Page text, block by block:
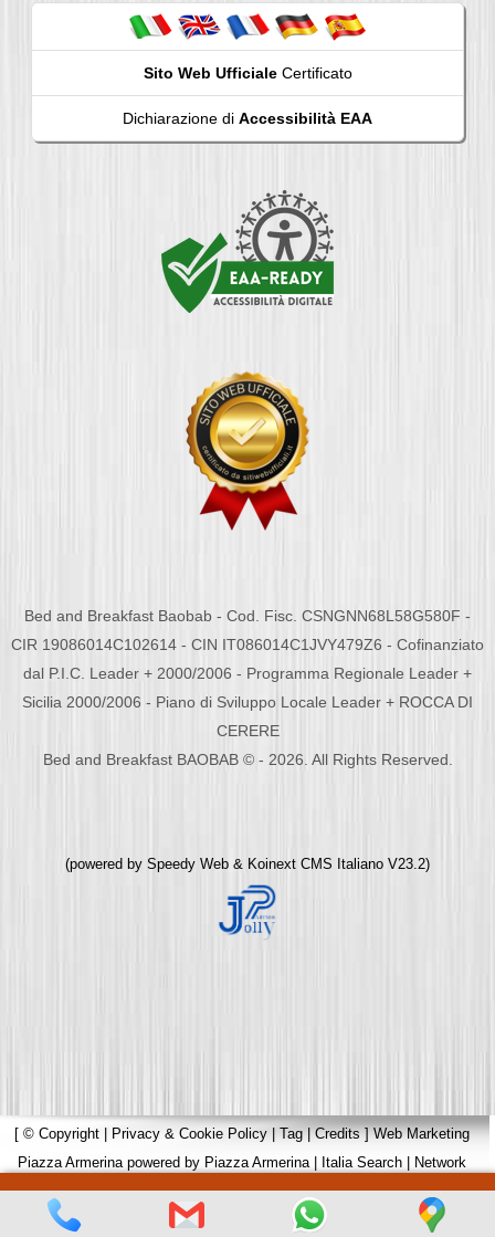
Sito Web UfficialeCertificato
Dichiarazione di Accessibilità EAA
Bed and Breakfast Baobab - Cod. Fisc. CSNGNN68L58G580F -
CIR 19086014C102614 - CIN IT086014C1JVY479Z6 - Cofinanziato
dal P.I.C. Leader + 2000/2006 - Programma Regionale Leader +
Sicilia 2000/2006 - Piano di Sviluppo Locale Leader + ROCCA DI
CERERE
Bed and Breakfast BAOBAB © - 2026. All Rights Reserved.
(powered by Speedy Web & Koinext CMS Italiano V23.2)
[ © Copyright | Privacy & Cookie Policy | Tag|Credits]Web Marketing
Piazza Armerina powered by Piazza Armerina | Italia Search | Network
Portali